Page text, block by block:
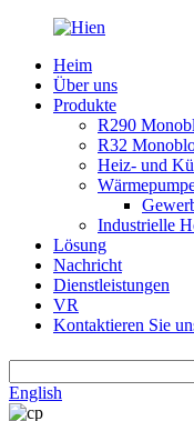
Heim
Über uns
Produkte
R290
R32
Heiz- und
Industrielle
Lösung
Nachricht
Dienstleistungen
VR
Kontaktieren Sie
English